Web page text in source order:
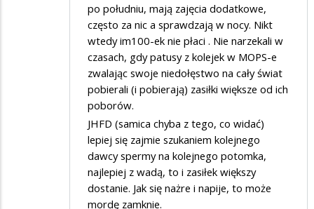
po południu, mają zajęcia dodatkowe,
często za nic a sprawdzają w nocy. Nikt
wtedy im100-ek nie płaci . Nie narzekali w
czasach, gdy patusy z kolejek w MOPS-e
zwalając swoje niedołęstwo na cały świat
pobierali (i pobierają) zasiłki większe od ich
poborów.
JHFD (samica chyba z tego, co widać)
lepiej się zajmie szukaniem kolejnego
dawcy spermy na kolejnego potomka,
najlepiej z wadą, to i zasiłek większy
dostanie. Jak się nażre i napije, to może
mordę zamknie.